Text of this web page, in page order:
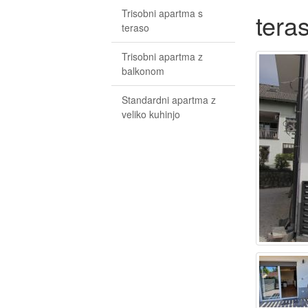
Trisobni apartma s
teraso
Trisobni apartma z
balkonom
Standardni apartma z
veliko kuhinjo